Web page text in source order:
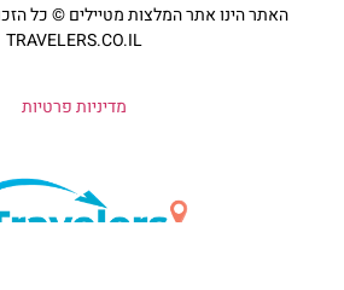
האתר הינו אתר המלצות מטיילים © כל
TRAVELERS.CO.IL
מדיניות פרטיות